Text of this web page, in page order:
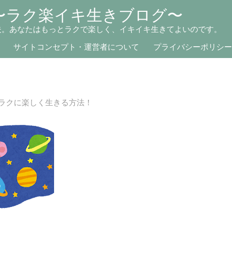
ク楽イキ生きブログ〜
なたはもっとラクで楽しく、イキイキ生きてよいのです。
サイトコンセプト・運営者について プライバシーポリシー
クに楽しく生きる方法！